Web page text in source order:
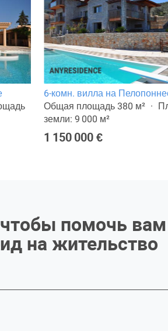
6-комн. вилла на
Общая площадь 380 м²
земли: 9 000 м²
1 150 000 €
помочь вам
на жительство